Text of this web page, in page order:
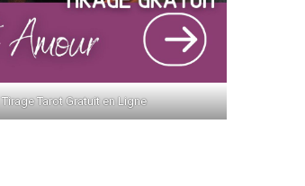
Tirage Tarot Gratuit en Ligne